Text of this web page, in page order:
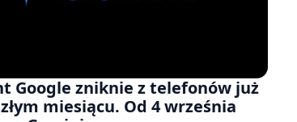
Google zniknie z telefonów już
miesiącu. Od 4 września